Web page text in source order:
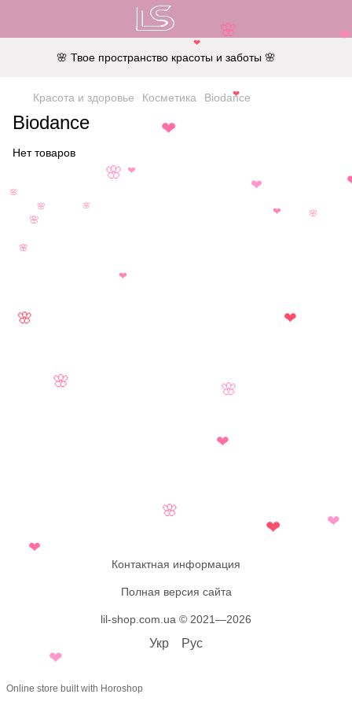
🌸 Твое пространство красоты и заботы 🌸
Красота и здоровье Косметика Biodance
Biodance
Нет товаров
Контактная информация
Полная версия сайта
lil-shop.com.ua © 2021—2026
Укр Рус
Online store built with Horoshop
❤
🌸
🌸
🌸
🌸
🌸
🌸
❤
🌸
❤
❤
🌸
❤
❤
❤
❤
❤
❤
🌸
🌸
❤
🌸
🌸
❤
❤
❤